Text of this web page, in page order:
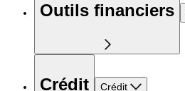
Outils financiers
Crédit Crédit